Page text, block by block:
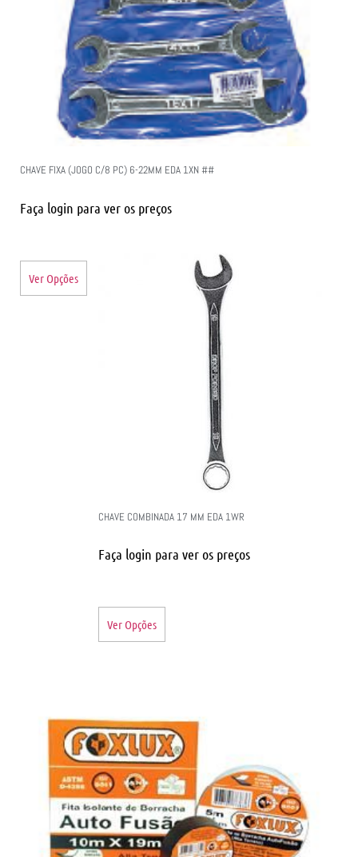
CHAVE FIXA (JOGO C/8 PC) 6-22MM EDA 1XN ##
Faça login para ver os preços
Ver Opções
CHAVE COMBINADA 17 MM EDA 1WR
Faça login para ver os preços
Ver Opções